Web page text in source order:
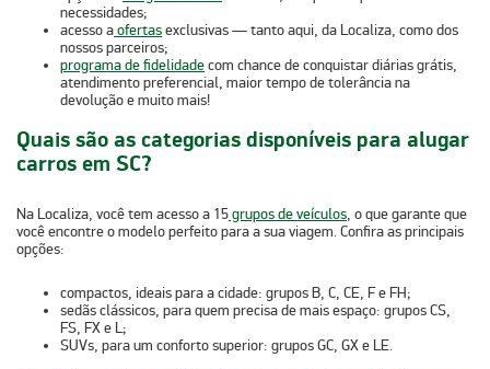
necessidades;
acesso aofertasexclusivas — tanto aqui, da Localiza, como dos
nossos parceiros;
programa de fidelidadecom chance de conquistardiárias grátis,
atendimento preferencial, maior tempo de tolerância na
devoluçãoe muito mais!
Quais são as categorias disponíveis para alugar
carros em SC?
Na Localiza, você tem acesso a 15grupos de veículos, o que garante que
você encontre o modelo perfeito para a sua viagem. Confira as principais
opções:
compactos, ideais para a cidade: grupos B, C, CE, F e FH;
sedãs clássicos, para quem precisa de mais espaço: grupos CS,
FS, FX e L;
SUVs, para um conforto superior: grupos GC, GX e LE.